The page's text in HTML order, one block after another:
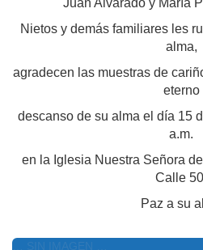
Juan Alvarado y María
Nietos y demás familiares les
alma,
agradecen las muestras de
eterno
descanso de su alma el día 15
a.m.
en la Iglesia Nuestra Señora
Calle
Paz a su
… SIN IMAGEN …